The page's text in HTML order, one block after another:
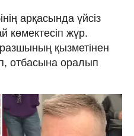
арқасында үйсіз
көмектесіп жүр.
қызметінен
отбасына оралып